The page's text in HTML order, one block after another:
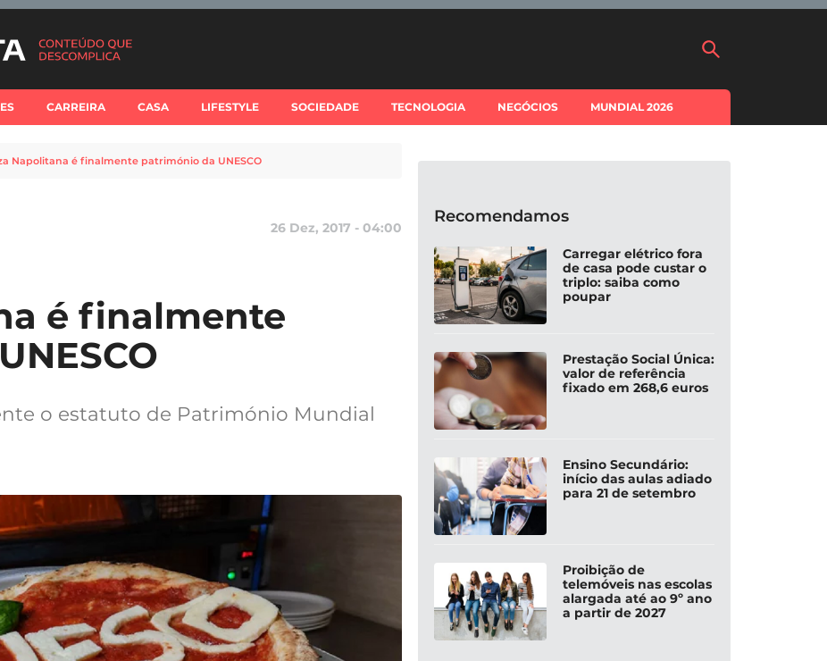
CARREIRA CASA LIFESTYLE SOCIEDADE TECNOLOGIA NEGÓCIOS MUNDIAL 2026
Napolitana é finalmente património da UNESCO
26 Dez, 2017 - 04:00
é finalmente
o estatuto de Património Mundial
Recomendamos
Carregar elétrico fora
de casa pode custar o
triplo: saiba como
poupar
Prestação Social Única:
valor de referência
fixado em 268,6 euros
Ensino Secundário:
início das aulas adiado
para 21 de setembro
Proibição de
telemóveis nas escolas
alargada até ao 9º ano
a partir de 2027